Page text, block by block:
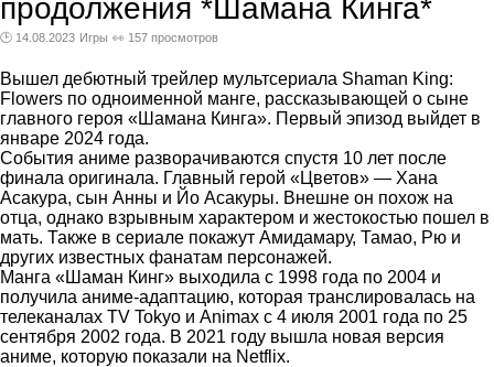
продолжения *Шамана Кинга*
🕑 14.08.2023 Игры 👀 157 просмотров
Вышел дебютный трейлер мультсериала Shaman King:
Flowers по одноименной манге, рассказывающей о сыне
главного героя «Шамана Кинга». Первый эпизод выйдет в
январе 2024 года.
События аниме разворачиваются спустя 10 лет после
финала оригинала. Главный герой «Цветов» — Хана
Асакура, сын Анны и Йо Асакуры. Внешне он похож на
отца, однако взрывным характером и жестокостью пошел в
мать. Также в сериале покажут Амидамару, Тамао, Рю и
других известных фанатам персонажей.
Манга «Шаман Кинг» выходила с 1998 года по 2004 и
получила аниме-адаптацию, которая транслировалась на
телеканалах TV Tokyo и Animax с 4 июля 2001 года по 25
сентября 2002 года. В 2021 году вышла новая версия
аниме, которую показали на Netflix.